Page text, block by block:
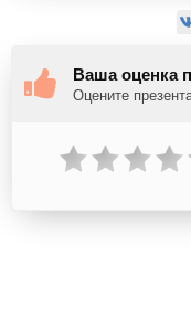
Ваша оценка
Оцените